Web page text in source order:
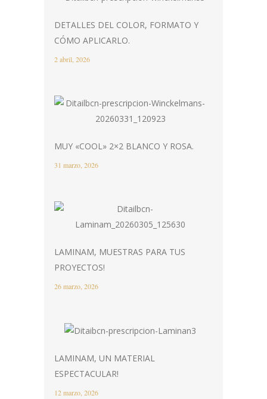
DETALLES DEL COLOR, FORMATO Y
CÓMO APLICARLO.
2 abril, 2026
MUY «COOL» 2×2 BLANCO Y ROSA.
31 marzo, 2026
LAMINAM, MUESTRAS PARA TUS
PROYECTOS!
26 marzo, 2026
LAMINAM, UN MATERIAL
ESPECTACULAR!
12 marzo, 2026